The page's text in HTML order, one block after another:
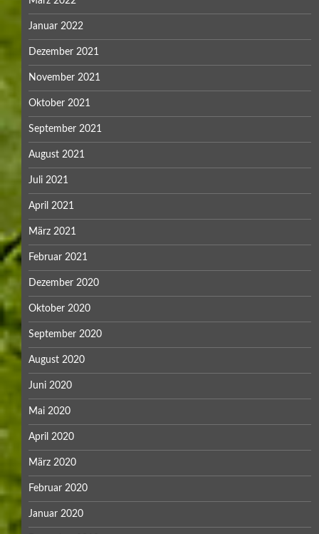
Januar 2022
Dezember 2021
November 2021
Oktober 2021
September 2021
August 2021
Juli 2021
April 2021
März 2021
Februar 2021
Dezember 2020
Oktober 2020
September 2020
August 2020
Juni 2020
Mai 2020
April 2020
März 2020
Februar 2020
Januar 2020